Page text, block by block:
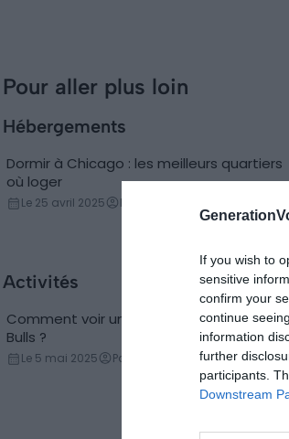
If you wish to
sensitive
confirm your
continue
information
further
participants.
Downstream
Unis)
Pour aller plus loin
Hébergements
Conseils logement
Dormir à Chicago : les meilleurs quartiers
où loger
Le 25 avril 2025 Par Samuel Métairie
Activités
Basketball
Comment voir un match NBA des Chicago
Bulls ?
Le 5 mai 2025 Par Corentin Chaboud